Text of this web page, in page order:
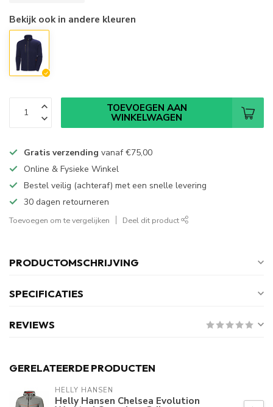
Bekijk ook in andere kleuren
TOEVOEGEN AAN
WINKELWAGEN
Gratis verzending vanaf€75,00
Online & Fysieke Winkel
Bestel veilig (achteraf) met een snelle levering
30 dagen retourneren
Toevoegen om te vergelijken Deel dit product
PRODUCTOMSCHRIJVING
SPECIFICATIES
REVIEWS
GERELATEERDE PRODUCTEN
HELLY HANSEN
Helly Hansen Chelsea Evolution